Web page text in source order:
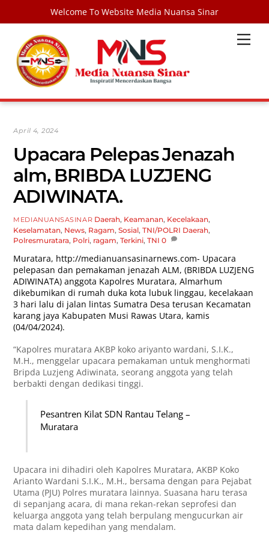
Welcome To Website Media Nuansa Sinar
content
April 4, 2024
Upacara Pelepas Jenazah
alm, BRIBDA LUZJENG
ADIWINATA.
MEDIANUANSASINAR Daerah, Keamanan, Kecelakaan,
Keselamatan, News, Ragam,Sosial,TNI/POLRI Daerah,
Polresmuratara, Polri, ragam,Terkini,TNI 0
Muratara, http://medianuansasinarnews.com- Upacara
pelepasan dan pemakaman jenazah ALM, (BRIBDA LUZJENG
ADIWINATA) anggota Kapolres Muratara, Almarhum
dikebumikan di rumah duka kota lubuk linggau, kecelakaan
3 hari lalu di jalan lintas Sumatra Desa terusan Kecamatan
karang jaya Kabupaten Musi Rawas Utara, kamis
(04/04/2024).
“Kapolres muratara AKBP koko ariyanto wardani, S.I.K.,
M.H., menggelar upacara pemakaman untuk menghormati
Bripda Luzjeng Adiwinata, seorang anggota yang telah
berbakti dengan dedikasi tinggi.
Pesantren Kilat SDN Rantau Telang –
Muratara
Upacara ini dihadiri oleh Kapolres Muratara, AKBP Koko
Arianto Wardani S.I.K., M.H., bersama dengan para Pejabat
Utama (PJU) Polres muratara lainnya. Suasana haru terasa
di sepanjang acara, di mana rekan-rekan seprofesi dan
keluarga anggota yang telah berpulang mengucurkan air
mata dalam kepedihan yang mendalam.